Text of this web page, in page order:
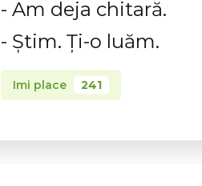
- Am deja chitară.
- Ştim. Ţi-o luăm.
Imi place 241